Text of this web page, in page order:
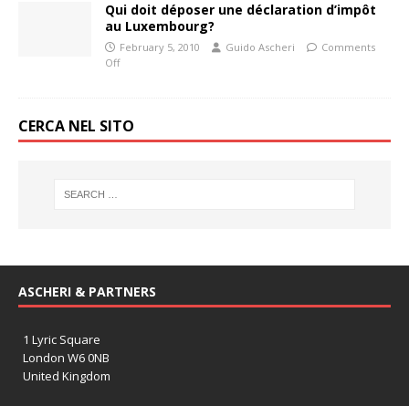
Qui doit déposer une déclaration d’impôt
au Luxembourg?
February 5, 2010 Guido Ascheri
Comments
Off
CERCA NEL SITO
ASCHERI & PARTNERS
1 Lyric Square
London W6 0NB
United Kingdom